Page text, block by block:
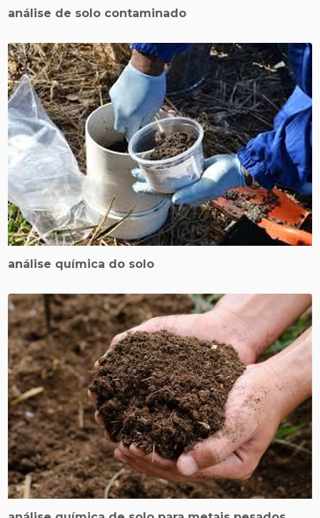
análise de solo contaminado
análise química do solo